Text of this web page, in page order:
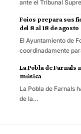
ante el Tribunal
Foios prepara sus
del 8 al 18 de agosto
El Ayuntamiento de
coordinadamente
La Pobla de Farnals
música
La Pobla de Farnals
de la…